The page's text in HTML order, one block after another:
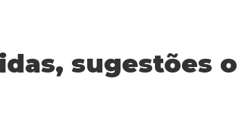
sugestões